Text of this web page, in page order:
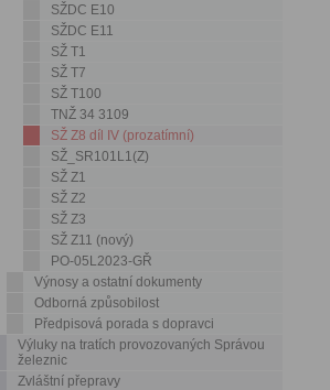
SŽDC E10
SŽDC E11
SŽ T1
SŽ T7
SŽ T100
TNŽ 34 3109
SŽ Z8 díl IV (prozatímní)
SŽ_SR101L1(Z)
SŽ Z1
SŽ Z2
SŽ Z3
SŽ Z11 (nový)
PO-05L2023-GŘ
Výnosy a ostatní dokumenty
Odborná způsobilost
Předpisová porada s dopravci
Výluky na tratích provozovaných Správou
železnic
Zvláštní přepravy